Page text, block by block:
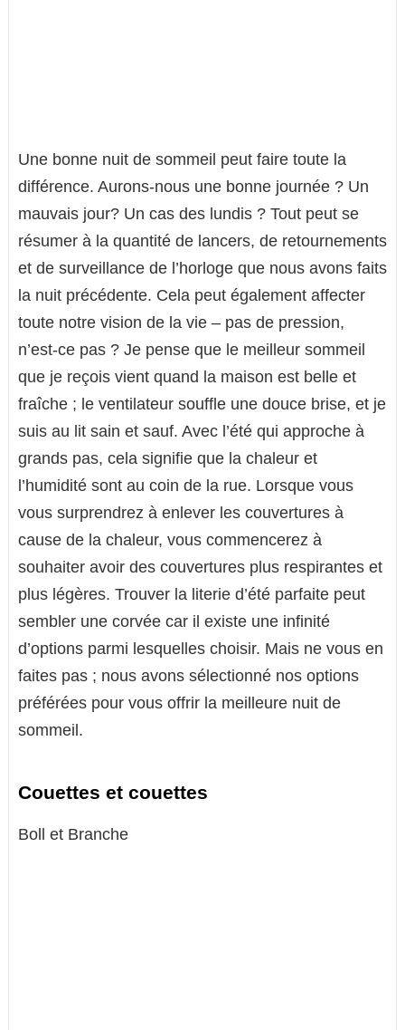
Une bonne nuit de sommeil peut faire toute la
différence. Aurons-nous une bonne journée ? Un
mauvais jour? Un cas des lundis ? Tout peut se
résumer à la quantité de lancers, de retournements
et de surveillance de l’horloge que nous avons faits
la nuit précédente. Cela peut également affecter
toute notre vision de la vie – pas de pression,
n’est-ce pas ? Je pense que le meilleur sommeil
que je reçois vient quand la maison est belle et
fraîche ; le ventilateur souffle une douce brise, et je
suis au lit sain et sauf. Avec l’été qui approche à
grands pas, cela signifie que la chaleur et
l’humidité sont au coin de la rue. Lorsque vous
vous surprendrez à enlever les couvertures à
cause de la chaleur, vous commencerez à
souhaiter avoir des couvertures plus respirantes et
plus légères. Trouver la literie d’été parfaite peut
sembler une corvée car il existe une infinité
d’options parmi lesquelles choisir. Mais ne vous en
faites pas ; nous avons sélectionné nos options
préférées pour vous offrir la meilleure nuit de
sommeil.
Couettes et couettes
Boll et Branche